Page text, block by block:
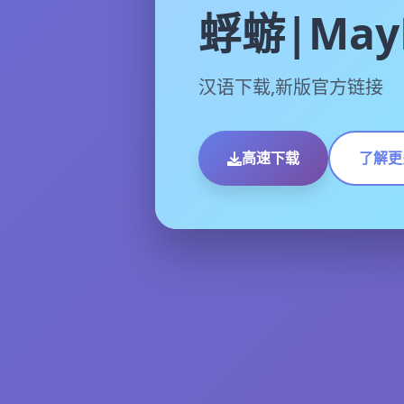
蜉蝣
汉语下载,新版官方链接
高速下载 了解